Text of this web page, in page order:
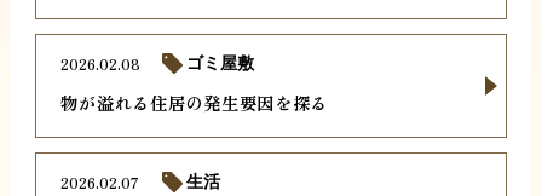
物が溢れる住居の発生要因を探る
2026.02.08 ゴミ屋敷
2026.02.07 生活